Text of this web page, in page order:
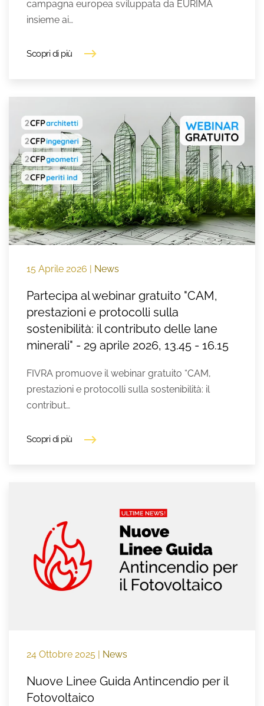
campagna europea sviluppata da EURIMA
insieme ai…
Scopri di più
15 Aprile 2026 | News
Partecipa al webinar gratuito "CAM,
prestazioni e protocolli sulla
sostenibilità: il contributo delle lane
minerali" - 29 aprile 2026, 13.45 - 16.15
FIVRA promuove il webinar gratuito “CAM,
prestazioni e protocolli sulla sostenibilità: il
contribut…
Scopri di più
24 Ottobre 2025 | News
Nuove Linee Guida Antincendio per il
Fotovoltaico